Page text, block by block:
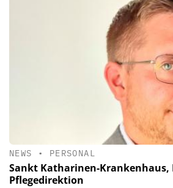
NEWS • PERSONAL
Sankt Katharinen-
Pflegedirektion